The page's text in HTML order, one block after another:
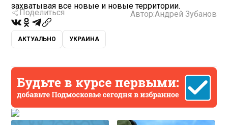
захватывая все новые и новые территории.
Поделиться Автор:Андрей Зубанов
АКТУАЛЬНО УКРАИНА